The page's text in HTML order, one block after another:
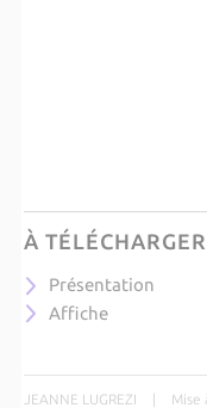
À TÉLÉCHARGER
Présentation
Affiche
JEANNE LUGREZI | Mise